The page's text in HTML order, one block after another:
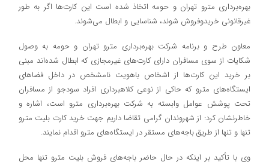
بهره‌برداری مترو تهران و حومه اتخاذ شده است این کارت‌ها اگر به طور
غیرقانونی خریدوفروش شوند، شناسایی و ابطال می‌شوند.
معاون طرح و برنامه شرکت بهره‌برداری مترو تهران و حومه به وصول
شکایات از سوی مسافران دارای کارت‌های غیرمجازی که ابطال شده‌اند مبنی
بر خرید این کارت‌ها از اشخاص باهویت نامشخص در داخل فضاهای
ایستگاه‌های مترو که حاکی از نوعی کلاهبرداری افراد سودجو از مسافران
تحت پوشش عوامل وابسته به شرکت بهره‌برداری مترو است، اشاره و
خاطرنشان کرد: از شهروندان گرامی تقاضا داریم جهت خرید کارت بلیت مترو
تنها و تنها از طریق باجه‌های مستقر در ایستگاه‌های مترو اقدام نمایند.
وی با تأکید بر اینکه در حال حاضر باجه‌های فروش بلیت مترو تنها محل